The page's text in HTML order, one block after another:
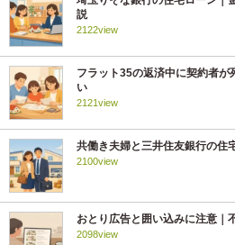
説
2122view
フラット35の返済中に契約者
い
2121view
共働き夫婦と三井住友銀行の住
2100view
おとり広告と囲い込みに注意｜
2098view